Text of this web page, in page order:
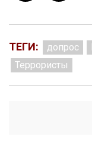
ТЕГИ: допрос
Террористы